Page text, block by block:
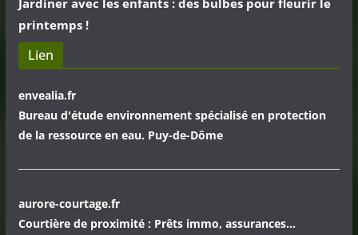
Jardiner avec les enfants : des bulbes pour fleurir le
printemps !
Lien
envealia.fr
Bureau d'étude environnement spécialisé en protection
de la ressource en eau. Puy-de-Dôme
aurore-courtage.fr
Courtière de proximité : Prêts immo, assurances...